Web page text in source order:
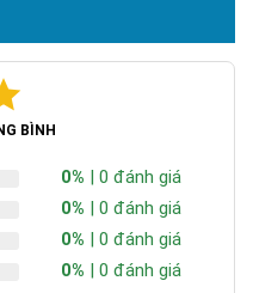
với kích thước lớn
9001:2015
BÌNH
0% | 0 đánh giá
0% | 0 đánh giá
0% | 0 đánh giá
0% | 0 đánh giá